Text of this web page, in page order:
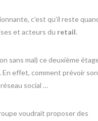
c’est qu’il reste
et acteurs du retail.
sans mal) ce deuxième
En effet, comment prévoir son
social …
voudrait proposer des